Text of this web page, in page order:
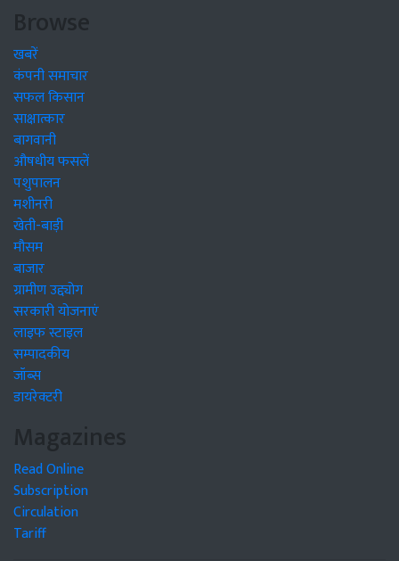
Browse
खबरें
कंपनी समाचार
सफल किसान
साक्षात्कार
बागवानी
औषधीय फसलें
पशुपालन
मशीनरी
खेती-बाड़ी
मौसम
बाजार
ग्रामीण उद्द्योग
सरकारी योजनाएं
लाइफ स्टाइल
सम्पादकीय
जॉब्स
डायरेक्टरी
Magazines
Read Online
Subscription
Circulation
Tariff